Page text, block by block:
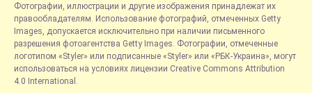
Фотографии, иллюстрации и другие изображения принадлежат их
правообладателям. Использование фотографий, отмеченных Getty
Images, допускается исключительно при наличии письменного
разрешения фотоагентства Getty Images. Фотографии, отмеченные
логотипом «Styler» или подписанные «Styler» или «РБК-Украина», могут
использоваться на условиях лицензии Creative Commons Attribution
4.0 International.